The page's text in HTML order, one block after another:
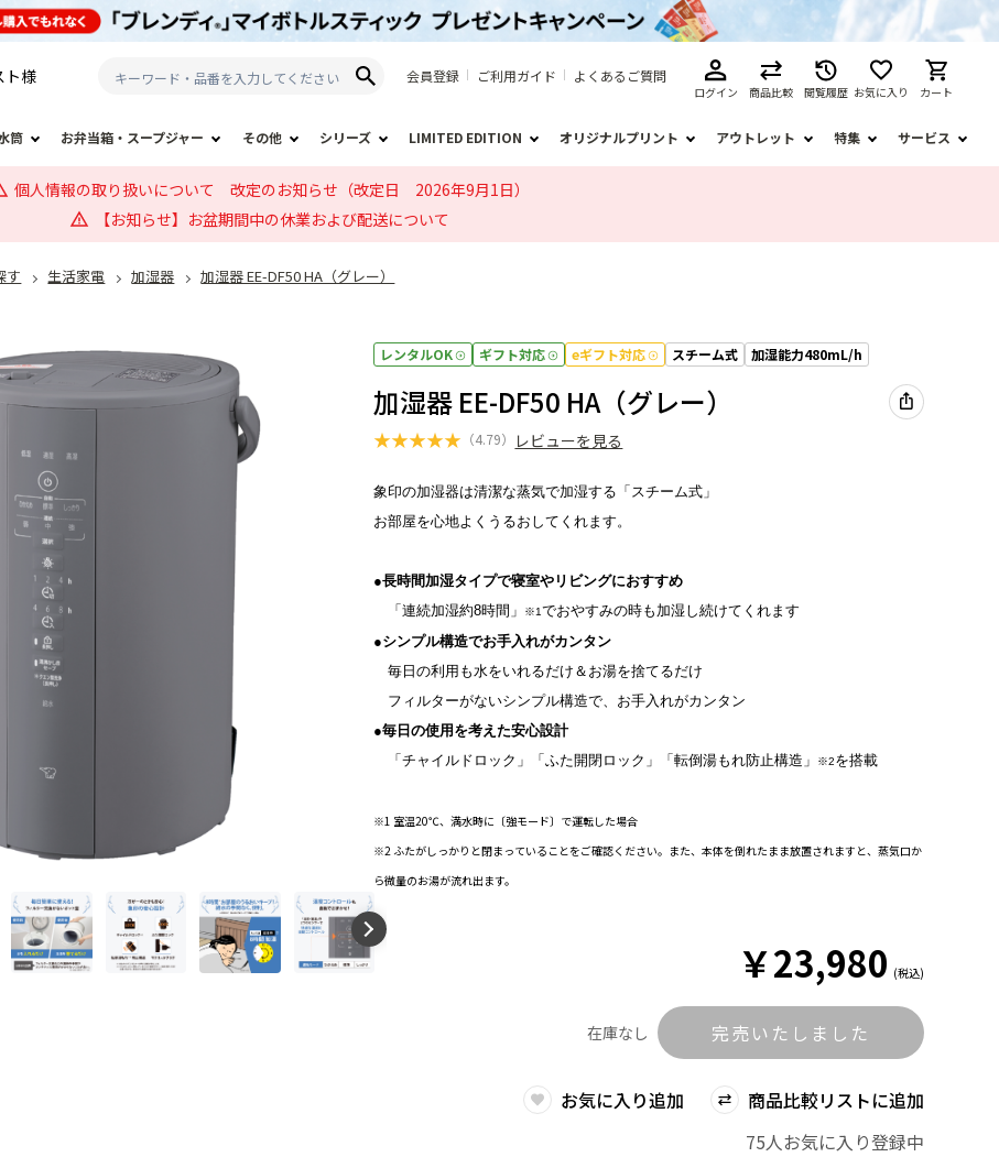
ト様 会員登録 ご利用ガイド よくあるご質問
ログイン 商品比較 閲覧履歴 お気に入り カート
筒 お弁当箱・スープジャー その他 シリーズ LIMITED EDITION オリジナルプリント アウトレット 特集 サービス
個人情報の取り扱いについて 改定のお知らせ（改定日 2026年9月1日）
【お知らせ】お盆期間中の休業および配送について
す 生活家電 加湿器 加湿器 EE-DF50 HA（グレー）
レンタルOK ギフト対応 eギフト対応 スチーム式 加湿能力480mL/h
加湿器 EE-DF50 HA（グレー）
★★★★★ （4.79） レビューを見る
象印の加湿器は清潔な蒸気で加湿する「スチーム式」
お部屋を心地よくうるおしてくれます。
●長時間加湿タイプで寝室やリビングにおすすめ
「連続加湿約8時間」
※1でおやすみの時も加湿し続けてくれます
●シンプル構造でお手入れがカンタン
毎日の利用も水をいれるだけ＆お湯を捨てるだけ
フィルターがないシンプル構造で、お手入れがカンタン
●毎日の使用を考えた安心設計
「チャイルドロック」「ふた開閉ロック」「転倒湯もれ防止構造」
※2を搭載
※1 室温20℃、満水時に〔強モード〕で運転した場合
※2 ふたがしっかりと閉まっていることをご確認ください。また、本体を倒れたまま放置されますと、蒸気口か
ら微量のお湯が流れ出ます。
￥23,980 (税込)
在庫なし 完売いたしました
お気に入り追加
商品比較リストに追加
75人お気に入り登録中